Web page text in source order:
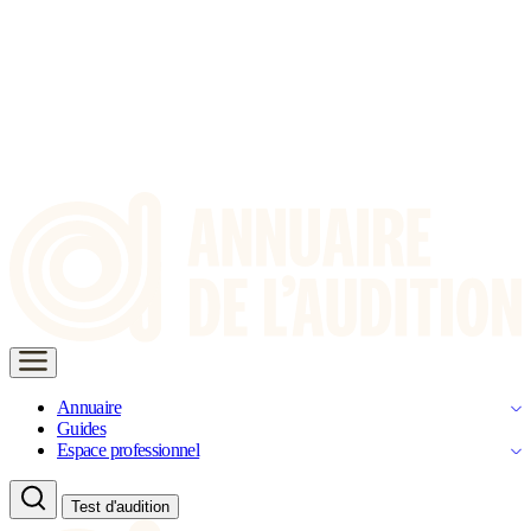
Annuaire
Guides
Espace professionnel
Test d'audition